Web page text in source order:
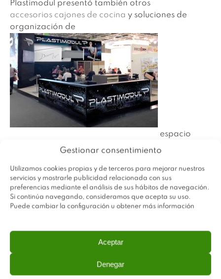
Gestionar consentimiento
Utilizamos cookies propias y de terceros para mejorar nuestros
servicios y mostrarle publicidad relacionada con sus
preferencias mediante el análisis de sus hábitos de navegación.
Si continúa navegando, consideramos que acepta su uso.
Puede cambiar la configuración u obtener más información
Aceptar
Denegar
Plastimodul presentó también otros
accesorios cajones de cocina y soluciones de
organización de
espacio
para el interior de armarios y vestidores.
Nuestra presencia en la pasada edición de
Interzum resultó altamente satisfactoria, habiendo
recibido numerosas visitas, tanto de clientes
actuales, como de nuevos contactos, que
La presencia en la feria obedece a nuestra filosofía
de estar siempre a la vanguardia del mercado,
atentos a las últimas tendencias de producto y